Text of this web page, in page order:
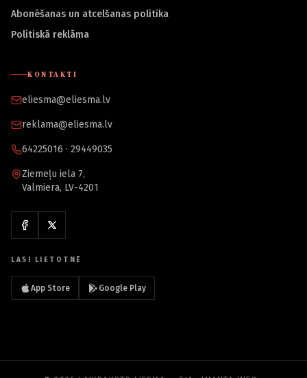
Abonēšanas un atcelšanas politika
Politiskā reklāma
KONTAKTI
eliesma@eliesma.lv
reklama@eliesma.lv
64225016 · 29449035
Ziemeļu iela 7,
Valmiera, LV-4201
LASI LIETOTNĒ
App Store Google Play